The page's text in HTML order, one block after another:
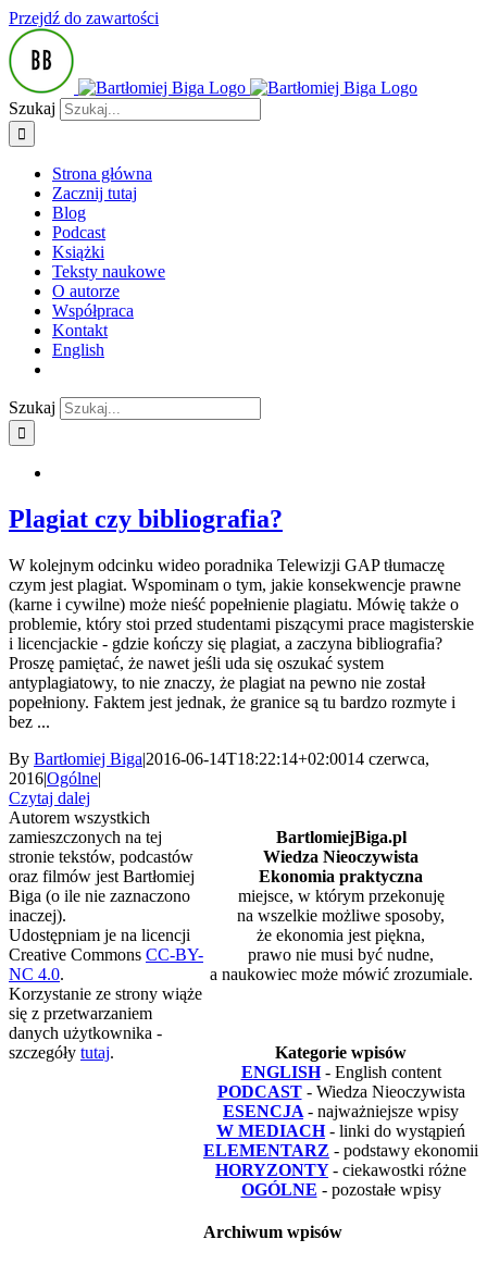
Przejdź do zawartości
Szukaj
Strona główna
Zacznij tutaj
Blog
Podcast
Książki
Teksty naukowe
O autorze
Współpraca
Kontakt
English
Szukaj
Plagiat czy bibliografia?
W kolejnym odcinku wideo poradnika Telewizji GAP tłumaczę
czym jest plagiat. Wspominam o tym, jakie konsekwencje prawne
(karne i cywilne) może nieść popełnienie plagiatu. Mówię także o
problemie, który stoi przed studentami piszącymi prace magisterskie
i licencjackie - gdzie kończy się plagiat, a zaczyna bibliografia?
Proszę pamiętać, że nawet jeśli uda się oszukać system
antyplagiatowy, to nie znaczy, że plagiat na pewno nie został
popełniony. Faktem jest jednak, że granice są tu bardzo rozmyte i
bez ...
By Bartłomiej Biga|2016-06-14T18:22:14+02:0014 czerwca,
2016|Ogólne|
Czytaj dalej
BartlomiejBiga.pl
Wiedza Nieoczywista
Ekonomia praktyczna
miejsce, w którym przekonuję
na wszelkie możliwe sposoby,
że ekonomia jest piękna,
prawo nie musi być nudne,
a naukowiec może mówić zrozumiale.
Kategorie wpisów
ENGLISH - English content
PODCAST - Wiedza Nieoczywista
ESENCJA - najważniejsze wpisy
W MEDIACH - linki do wystąpień
ELEMENTARZ - podstawy ekonomii
HORYZONTY - ciekawostki różne
OGÓLNE - pozostałe wpisy
Archiwum wpisów
Autorem wszystkich
zamieszczonych na tej
stronie tekstów, podcastów
oraz filmów jest Bartłomiej
Biga (o ile nie zaznaczono
inaczej).
Udostępniam je na licencji
Creative Commons CC-BY-
NC 4.0.
Korzystanie ze strony wiąże
się z przetwarzaniem
danych użytkownika -
szczegóły tutaj.